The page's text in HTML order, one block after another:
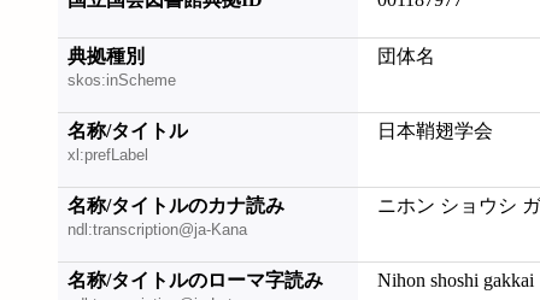
典拠種別
skos:inScheme
団体名
名称/タイトル
xl:prefLabel
日本鞘翅学会
名称/タイトルのカナ読み
ndl:transcription@ja-Kana
ニホン ショウシ
名称/タイトルのローマ字読み Nihon shoshi gakkai